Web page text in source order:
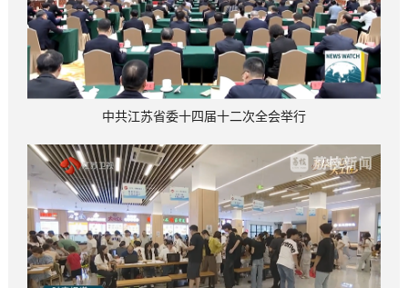
中共江苏省委十四届十二次全会举行